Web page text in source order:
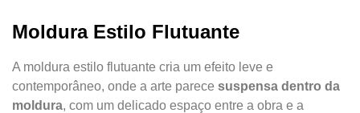
Moldura Estilo Flutuante
A moldura estilo flutuante cria um efeito leve e
contemporâneo, onde a arte parece suspensa dentro da
moldura, com um delicado espaço entre a obra e a